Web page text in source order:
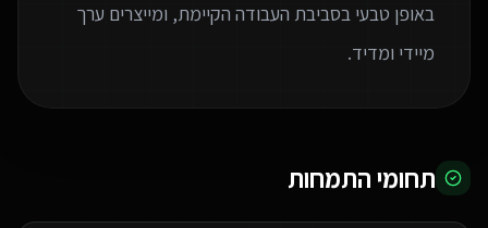
באופן טבעי בסביבת העבודה הקיימת, ומייצרים ערך
מיידי ומדיד.
תחומי התמחות